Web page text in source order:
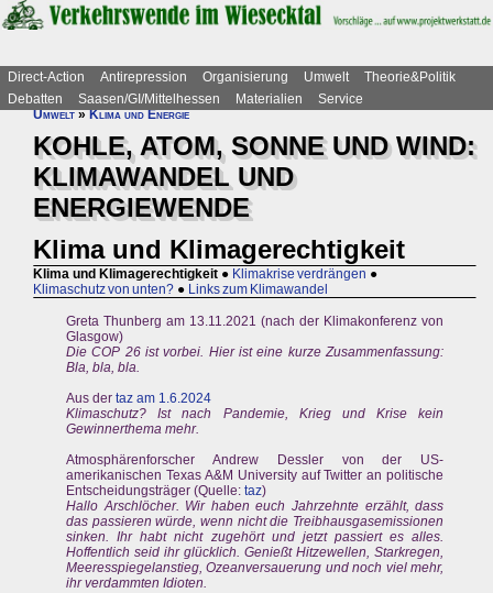
Direct-Action Antirepression Organisierung Umwelt
Theorie&Politik
Debatten
Saasen/GI/Mittelhessen Materialien
Service
Umwelt»Klima und Energie
KOHLE, ATOM, SONNE UND WIND:
KLIMAWANDEL UND
ENERGIEWENDE
Klima und Klimagerechtigkeit
Klima und Klimagerechtigkeit ● Klimakrise verdrängen ●
Klimaschutz von unten? ● Links zum Klimawandel
Greta Thunberg am 13.11.2021 (nach der Klimakonferenz von
Glasgow)
Die COP 26 ist vorbei. Hier ist eine kurze Zusammenfassung:
Bla, bla, bla.
Aus der taz am 1.6.2024
Klimaschutz? Ist nach Pandemie, Krieg und Krise kein
Gewinnerthema mehr.
Atmosphärenforscher Andrew Dessler von der US-
amerikanischen Texas A&M University auf Twitter an politische
Entscheidungsträger (Quelle: taz)
Hallo Arschlöcher. Wir haben euch Jahrzehnte erzählt, dass
das passieren würde, wenn nicht die Treibhausgasemissionen
sinken. Ihr habt nicht zugehört und jetzt passiert es alles.
Hoffentlich seid ihr glücklich. Genießt Hitzewellen, Starkregen,
Meeresspiegelanstieg, Ozeanversauerung und noch viel mehr,
ihr verdammten Idioten.